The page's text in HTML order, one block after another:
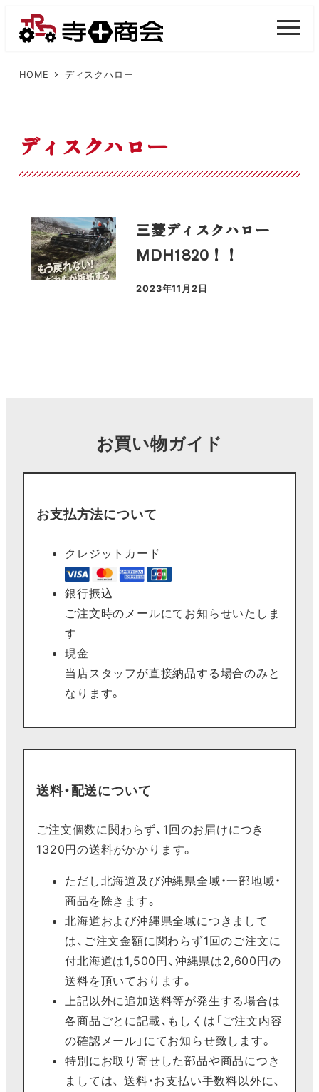
HOME ディスクハロー
ディスクハロー
三菱ディスクハロー
MDH1820！！
投稿日
2023年11月2日
お買い物ガイド
お支払方法について
クレジットカード
銀行振込
ご注文時のメールにてお知らせいたしま
す
現金
当店スタッフが直接納品する場合のみと
なります。
送料・配送について
ご注文個数に関わらず、1回のお届けにつき
1320円の送料がかかります。
ただし北海道及び沖縄県全域・一部地域・
商品を除きます。
北海道および沖縄県全域につきまして
は、ご注文金額に関わらず1回のご注文に
付北海道は1,500円、沖縄県は2,600円の
送料を頂いております。
上記以外に追加送料等が発生する場合は
各商品ごとに記載、もしくは「ご注文内容
の確認メール」にてお知らせ致します。
特別にお取り寄せした部品や商品につき
ましては、 送料・お支払い手数料以外に、